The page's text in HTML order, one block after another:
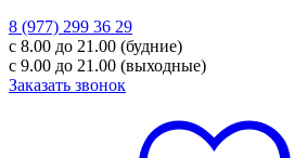
8 (977) 299 36 29
с 8.00 до 21.00 (будние)
с 9.00 до 21.00 (выходные)
Заказать звонок